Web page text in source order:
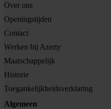
Over ons
Openingstijden
Contact
Werken bij Azerty
Maatschappelijk
Historie
Toegankelijkheidsverklaring
Algemeen